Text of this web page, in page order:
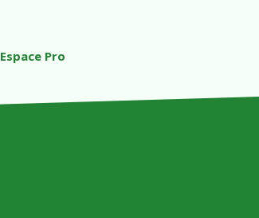
Espace Pro